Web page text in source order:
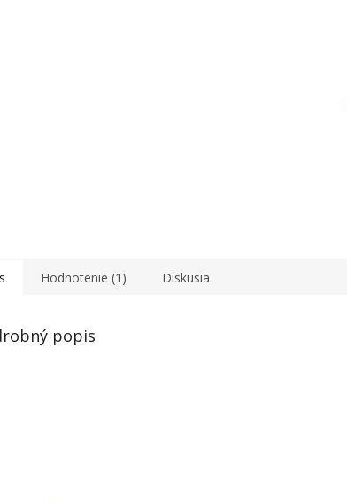
Hodnotenie (1) Diskusia
popis